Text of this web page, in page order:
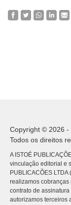
Copyright © 2026 -
Todos os direitos
A ISTOÉ
vinculação editorial e
PUBLICACÕES
realizamos cobranças
contrato de
autorizamos terceiros